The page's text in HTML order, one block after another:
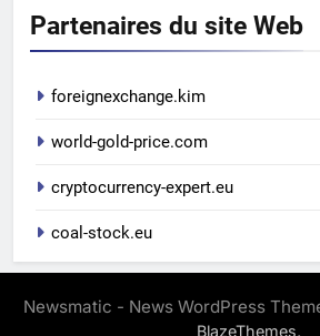
Partenaires du site Web
foreignexchange.kim
world-gold-price.com
cryptocurrency-expert.eu
coal-stock.eu
Newsmatic - News WordPress
BlazeThemes.